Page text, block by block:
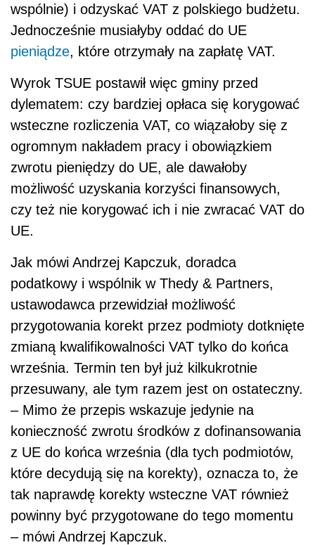
wspólnie) i odzyskać VAT z polskiego budżetu.
Jednocześnie musiałyby oddać do UE
pieniądze, które otrzymały na zapłatę VAT.
Wyrok TSUE postawił więc gminy przed
dylematem: czy bardziej opłaca się korygować
wsteczne rozliczenia VAT, co wiązałoby się z
ogromnym nakładem pracy i obowiązkiem
zwrotu pieniędzy do UE, ale dawałoby
możliwość uzyskania korzyści finansowych,
czy też nie korygować ich i nie zwracać VAT do
UE.
Jak mówi Andrzej Kapczuk, doradca
podatkowy i wspólnik w Thedy & Partners,
ustawodawca przewidział możliwość
przygotowania korekt przez podmioty dotknięte
zmianą kwalifikowalności VAT tylko do końca
września. Termin ten był już kilkukrotnie
przesuwany, ale tym razem jest on ostateczny.
– Mimo że przepis wskazuje jedynie na
konieczność zwrotu środków z dofinansowania
z UE do końca września (dla tych podmiotów,
które decydują się na korekty), oznacza to, że
tak naprawdę korekty wsteczne VAT również
powinny być przygotowane do tego momentu
– mówi Andrzej Kapczuk.